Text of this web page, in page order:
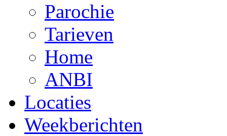
Parochie
Tarieven
Home
ANBI
Locaties
Weekberichten